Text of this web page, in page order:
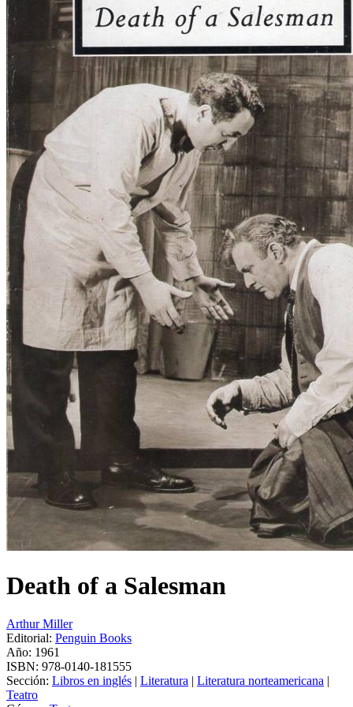
Death of a Salesman
Arthur Miller
Editorial: Penguin Books
Año: 1961
ISBN: 978-0140-181555
Sección: Libros en inglés | Literatura | Literatura norteamericana |
Teatro